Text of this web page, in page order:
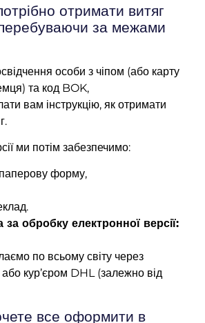
отримати витяг
за межами
особи з чіпом (або карту
та код BOK,
вам інструкцію, як отримати
ми потім забезпечимо:
форму,
обробку електронної версії:
по всьому світу через
кур’єром DHL (залежно від
все оформити в